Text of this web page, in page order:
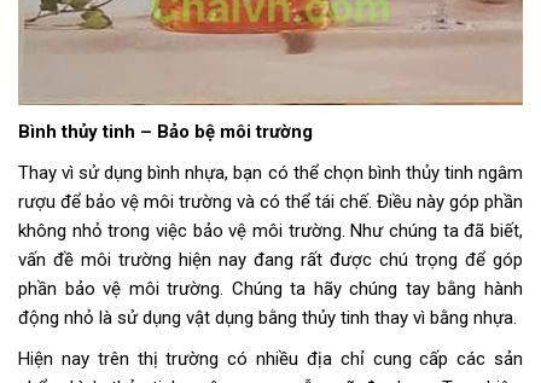
Bình thủy tinh – Bảo bệ môi trường
Thay vì sử dụng bình nhựa, bạn có thể chọn bình thủy tinh ngâm
rượu để bảo vệ môi trường và có thể tái chế. Điều này góp phần
không nhỏ trong việc bảo vệ môi trường. Như chúng ta đã biết,
vấn đề môi trường hiện nay đang rất được chú trọng để góp
phần bảo vệ môi trường. Chúng ta hãy chúng tay bằng hành
động nhỏ là sử dụng vật dụng bằng thủy tinh thay vì bằng nhựa.
Hiện nay trên thị trường có nhiều địa chỉ cung cấp các sản